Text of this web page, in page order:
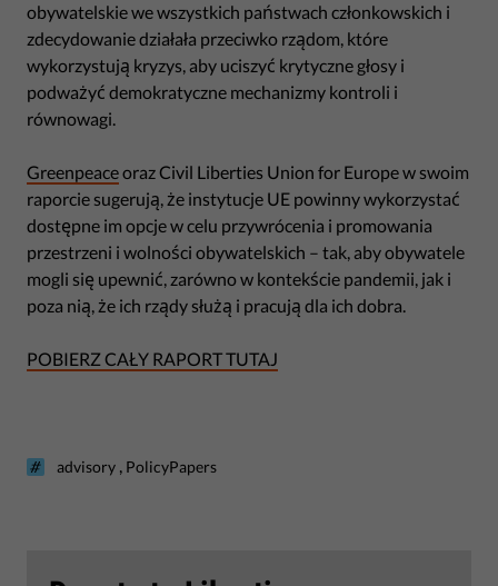
obywatelskie we wszystkich państwach członkowskich i
zdecydowanie działała przeciwko rządom, które
wykorzystują kryzys, aby uciszyć krytyczne głosy i
podważyć demokratyczne mechanizmy kontroli i
równowagi.
Greenpeaceoraz Civil Liberties Union for Europe w swoim
raporcie sugerują, że instytucje UE powinny wykorzystać
dostępne im opcje w celu przywrócenia i promowania
przestrzeni i wolności obywatelskich – tak, aby obywatele
mogli się upewnić, zarówno w kontekście pandemii, jak i
poza nią, że ich rządy służą i pracują dla ich dobra.
POBIERZ CAŁY RAPORT TUTAJ
advisory , PolicyPapers